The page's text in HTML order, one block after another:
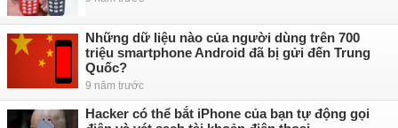
Những dữ liệu nào của người dùng trên 700
triệu smartphone Android đã bị gửi đến Trung
Quốc?
9 năm trước
Hacker có thể bắt iPhone của bạn tự động gọi